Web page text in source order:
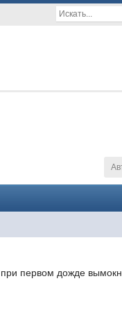
первом дожде